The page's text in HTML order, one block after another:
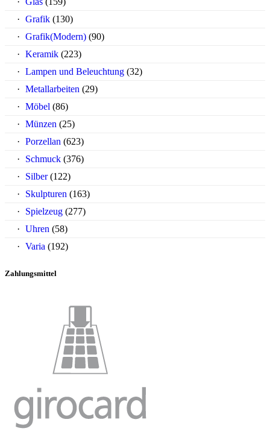
Grafik (130)
Grafik(Modern) (90)
Keramik (223)
Lampen und Beleuchtung (32)
Metallarbeiten (29)
Möbel (86)
Münzen (25)
Porzellan (623)
Schmuck (376)
Silber (122)
Skulpturen (163)
Spielzeug (277)
Uhren (58)
Varia (192)
Zahlungsmittel